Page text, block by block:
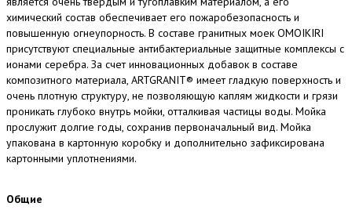
химический состав обеспечивает его пожаробезопасность и
повышенную огнеупорность. В составе гранитных моек OMOIKIRI
присутствуют специальные антибактериальные защитные комплексы с
ионами серебра. За счет инновационных добавок в составе
композитного материала, ARTGRANIT® имеет гладкую поверхность и
очень плотную структуру, не позволяющую каплям жидкости и грязи
проникать глубоко внутрь мойки, отталкивая частицы воды. Мойка
прослужит долгие годы, сохранив первоначальный вид. Мойка
упакована в картонную коробку и дополнительно зафиксирована
картонными уплотнениями.
Общие